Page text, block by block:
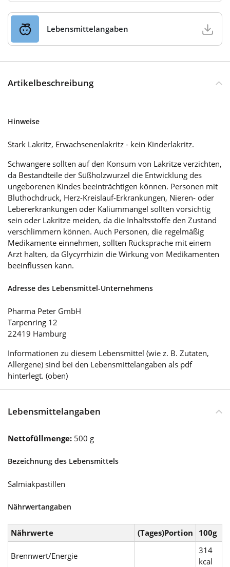
Lebensmittelangaben
Artikelbeschreibung
Hinweise
Stark Lakritz, Erwachsenenlakritz - kein Kinderlakritz.
Schwangere sollten auf den Konsum von Lakritze verzichten,
da Bestandteile der Süßholzwurzel die Entwicklung des
ungeborenen Kindes beeinträchtigen können. Personen mit
Bluthochdruck, Herz-Kreislauf-Erkrankungen, Nieren- oder
Lebererkrankungen oder Kaliummangel sollten vorsichtig
sein oder Lakritze meiden, da die Inhaltsstoffe den Zustand
verschlimmern können. Auch Personen, die regelmäßig
Medikamente einnehmen, sollten Rücksprache mit einem
Arzt halten, da Glycyrrhizin die Wirkung von Medikamenten
beeinflussen kann.
Adresse des Lebensmittel-Unternehmens
Pharma Peter GmbH
Tarpenring 12
22419 Hamburg
Informationen zu diesem Lebensmittel (wie z. B. Zutaten,
Allergene) sind bei den Lebensmittelangaben als pdf
hinterlegt. (oben)
Lebensmittelangaben
Nettofüllmenge: 500 g
Bezeichnung des Lebensmittels
Salmiakpastillen
Nährwertangaben
Nährwerte (Tages)Portion 100g
Brennwert/Energie
314
kcal